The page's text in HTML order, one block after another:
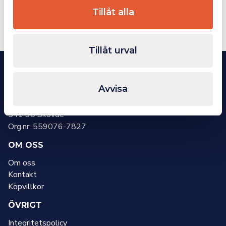
Tillåt alla
Tillåt urval
Avvisa
Föregående
sida
1 Nästa
sida
541 30 Skövde
Org.nr: 559076-7827
OM OSS
Om oss
Kontakt
Köpvillkor
ÖVRIGT
Integritetspolicy